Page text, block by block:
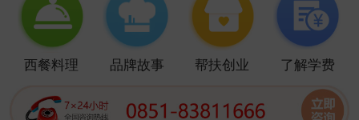
西餐料理 品牌故事 帮扶创业 了解学费